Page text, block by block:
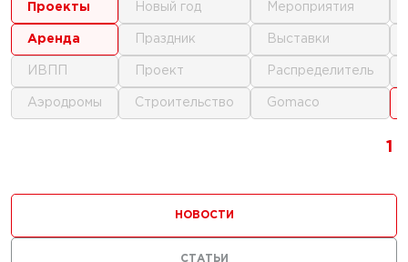
1
НОВОСТИ
СТАТЬИ
проекты
аренда
ИВПП
аэродромы
новый год
праздник
проект
строительство
мероприятия
выставки
распределитель
gomaco